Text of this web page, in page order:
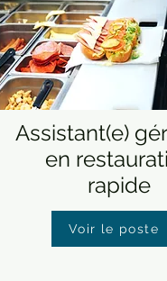
Assistant(e)
en
rapide
Voir le poste